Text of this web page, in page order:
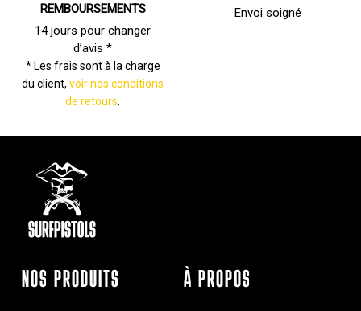
REMBOURSEMENTS
14 jours pour changer
d’avis *
* Les frais sont à la charge
du client,voir nos conditions
de retours
Envoi soigné
NOS PRODUITS À PROPOS